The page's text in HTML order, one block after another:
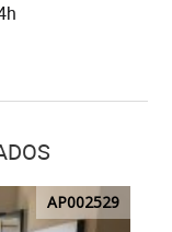
AP002529